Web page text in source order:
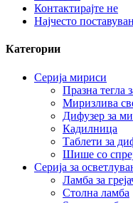
Контактирајте не
Најчесто
Категории
Серија мириси
Празна тегла
Миризлива
Дифузер за
Кадилница
Таблети за
Шише со
Серија за
Ламба за
Столна ламба